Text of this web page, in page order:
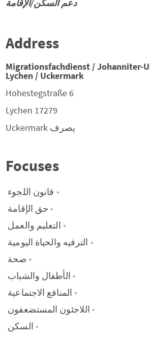
دعم السكن/الإقامة
Address
Migrationsfachdienst / Johanniter-
Lychen / Uckermark
Hohestegstraße 6
17279
Lychen
يصرف Uckermark
Focuses
قانون اللجوء
حق الإقامة
التعليم والعمل
الترفيه والحياة اليومية
صحة
الأطفال والشباب
المنافع الاجتماعية
اللاجئون المستضعفون
السكن